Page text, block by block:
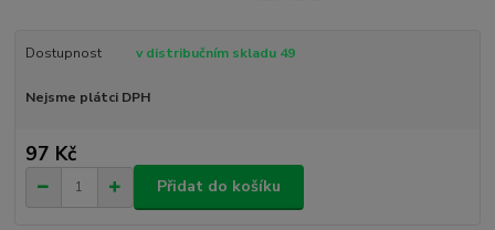
Dostupnost v distribučním skladu 49
Nejsme plátci DPH
97 Kč
Přidat do košíku